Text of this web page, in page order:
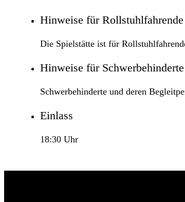
Hinweise für Rollstuhlfahrende
Die Spielstätte ist für
Hinweise für Schwerbehinderte
Schwerbehinderte und deren
Einlass
18:30 Uhr